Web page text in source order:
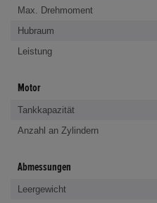
Max. Drehmoment
Hubraum
Leistung
Motor
Tankkapazität
Anzahl an Zylindern
Abmessungen
Leergewicht